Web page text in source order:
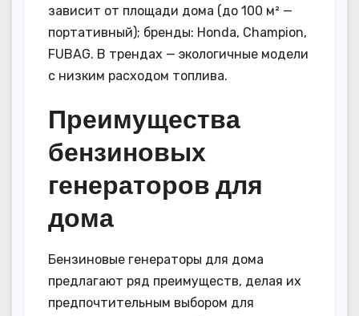
зависит от площади дома (до 100 м² —
портативный); бренды: Honda, Champion,
FUBAG. В трендах — экологичные модели
с низким расходом топлива.
Преимущества
бензиновых
генераторов для
дома
Бензиновые генераторы для дома
предлагают ряд преимуществ, делая их
предпочтительным выбором для